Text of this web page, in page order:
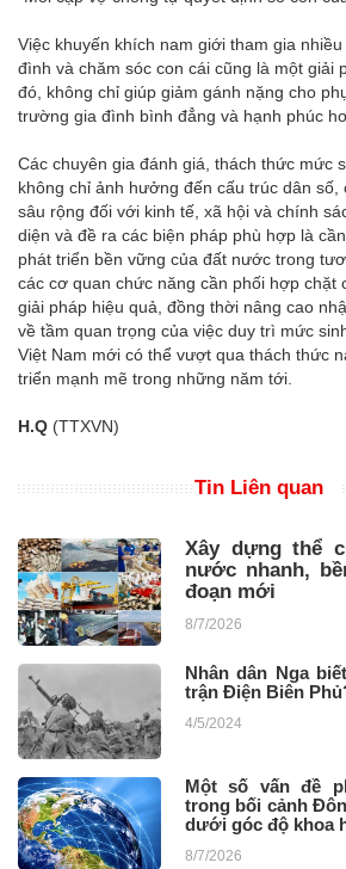
Việc khuyến khích nam giới tham gia
đình và chăm sóc con cái cũng là một giải
đó, không chỉ giúp giảm gánh nặng cho
trường gia đình bình đẳng và hạnh phúc
Các chuyên gia đánh giá, thách thức mức
không chỉ ảnh hưởng đến cấu trúc dân số,
sâu rộng đối với kinh tế, xã hội và chính
diện và đề ra các biện pháp phù hợp là
phát triển bền vững của đất nước trong
các cơ quan chức năng cần phối hợp chặt
giải pháp hiệu quả, đồng thời nâng cao
về tầm quan trọng của việc duy trì mức
Việt Nam mới có thể vượt qua thách thức
triển mạnh mẽ trong những năm tới.
H.Q (TTXVN)
Tin Liên quan
Xây dựng thể
nước nhanh,
đoạn mới
8/7/2026
Nhân dân Nga
trận Điện Biên
4/5/2024
Một số vấn đề
trong bối cảnh
dưới góc độ khoa
8/7/2026